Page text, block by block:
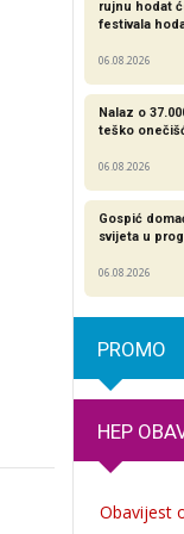
rujnu hodat
festivala
06.08.2026
Nalaz o
teško
06.08.2026
Gospić
svijeta u
06.08.2026
PROMO
HEP
Obavijest